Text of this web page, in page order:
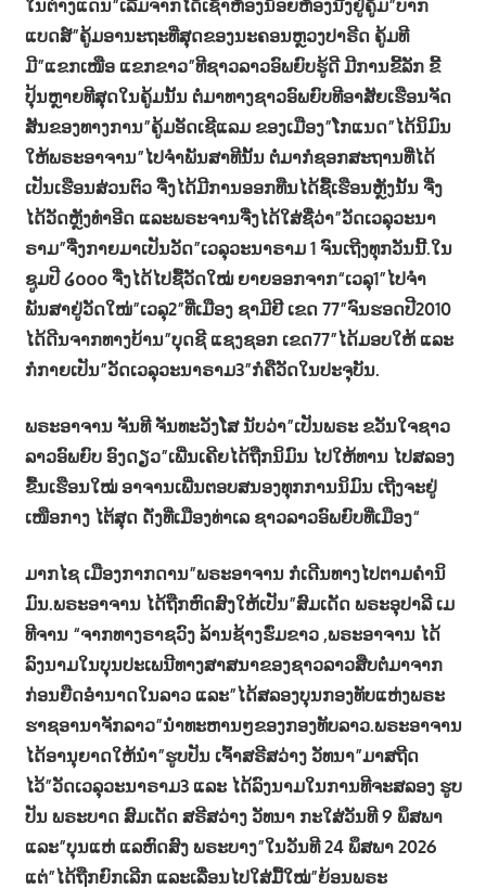
ໃນຕ່າງແດນ”ເລີ້ມຈາກໄດ້ເຊົ້າຫ້ອງນ້ອຍຫ້ອງນື່ງຢູ່ຄູ້ມ”ບາກ
ແບດສ໌”ຄູ້ມອານະຖະທີ່ສຸດຂອງນະຄອນຫຼວງປາຣີດ ຄູ້ມທີ
ມີ”ແຂກເໜືອ ແຂກຂາວ”ທີຊາວລາວອົພຍົບຮູ້ດີ ມີການຂີ້ລັກ ຂີ້
ປຸ້ນຫຼາຍທີສຸດໃນຄູ້ມນັ້ນ ຕໍ່ມາທາງຊາວອົພຍົບທີອາສັຍເຮືອນຈັດ
ສັນຂອງທາງການ”ຄູ້ມອັດເຊີແລມ ຂອງເມືອງ”ໂກແນດ”ໄດ້ນິມົນ
ໃຫ້ພຣະອາຈານ”ໄປຈຳພັນສາທີນັ້ນ ຕໍ່ມາກໍຊອກສະຖານທີ່ໄດ້
ເປັນເຮືອນສ່ວນຕົວ ຈື່ງໄດ້ມີການອອກທືນໄດ້ຊື້ເຮືອນຫຼັງນັ້ນ ຈື່ງ
ໄດ້ວັດຫຼັງທຳອີດ ແລະພຣະຈານຈື່ງໄດ້ໃສ່ຊື່ວ່າ”ວັດເວລຸວະນາ
ຣາມ”ຈື່ງກາຍມາເປັນວັດ”ເວລຸວະນາຣາມ 1 ຈົນເຖີງທຸກວັນນີ້.ໃນ
ຊູມປີ ໒໐໐໐ ຈື່ງໄດ້ໄປຊື້ວັດໃໝ່ ຍາຍອອກຈາກ“ເວລຸ1”ໄປຈຳ
ພັນສາຢູ່ວັດໃໜ່”ເວລຸ2”ທີ່ເມືອງ ຊາມີຢີ ເຂດ 77”ຈົນຮອດປີ2010
ໄດ້ດີນຈາກທາງບ້ານ”ບຸດຊີ ແຊງຊອກ ເຂດ77”ໄດ້ມອບໃຫ້ ແລະ
ກໍກາຍເປັນ”ວັດເວລຸວະນາຣາມ3”ກໍຄືວັດໃນປະຈຸບັນ.
ພຣະອາຈານ ຈັນທີ ຈັນທະວັງໂສ ນັບວ່າ”ເປັນພຣະ ຂວັນໃຈຊາວ
ລາວອົພຍົບ ອົງດຽວ”ເພີ່ນເຄີຍໄດ້ຖືກນິມົນ ໄປໃຫ້ທານ ໄປສລອງ
ຂື້ນເຮືອນໃໝ່ ອາຈານເພີ່ນຕອບສນອງທຸກການນິມົນ ເຖີງຈະຢູ່
ເໜືອກາງ ໄຕ້ສຸດ ດັ່ງທີ່ເມືອງທ່າເລ ຊາວລາວອົພຍົບທີ່ເມືອງ“
ມາກໄຊ ເມືອງກາກດານ”ພຣະອາຈານ ກໍເດີນທາງໄປຕາມຄຳນິ
ມົນ.ພຣະອາຈານ ໄດ້ຖືກຫົດສົງໃຫ້ເປັນ”ສົມເດັດ ພຣະອຸປາລີ ເມ
ທີຈານ “ຈາກທາງຣາຊວົງ ລ້ານຊ້າງຮົ່ມຂາວ ,ພຣະອາຈານ ໄດ້
ລົງນາມໃນບຸນປະເພນີທາງສາສນາຂອງຊາວລາວສືບຕໍ່ມາຈາກ
ກ່ອນຍືດອຳນາດໃນລາວ ແລະ”ໄດ້ສລອງບຸນກອງທັບແຫ່ງພຣະ
ຮາຊອານາຈັກລາວ”ນຳທະຫານໆຂອງກອງທັບລາວ.ພຣະອາຈານ
ໄດ້ອານຸຍາດໃຫ້ນຳ”ຮູບປັນ ເຈົ້າສຣີສວ່າງ ວັທນາ”ມາສຖີດ
ໄວ້”ວັດເວລຸວະນາຣາມ3 ແລະ ໄດ້ລົງນາມໃນການທີຈະສລອງ ຮູບ
ປັນ ພຣະບາດ ສົມເດັດ ສຣີສວ່າງ ວັທນາ ກະໃສ່ວັນທີ 9 ພຶສພາ
ແລະ”ບຸນແຫ່ ແລຫົດສົງ ພຣະບາງ”ໃນວັນທີ 24 ພຶສພາ 2026
ແຕ່”ໄດ້ຖືກຍົກເລີກ ແລະເລື່ອນໄປໃສ່ມື້ໃໝ່”ຍ້ອນພຣະ